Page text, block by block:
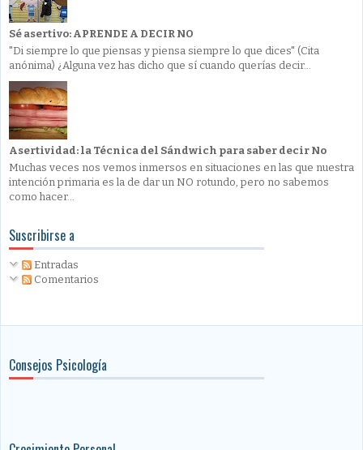
Sé asertivo: APRENDE A DECIR NO
"Di siempre lo que piensas y piensa siempre lo que dices" (Cita
anónima) ¿Alguna vez has dicho que sí cuando querías decir...
Asertividad: la Técnica del Sándwich para saber decir No
Muchas veces nos vemos inmersos en situaciones en las que nuestra
intención primaria es la de dar un NO rotundo, pero no sabemos
como hacer...
Suscribirse a
Entradas
Comentarios
Consejos Psicología